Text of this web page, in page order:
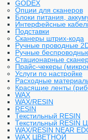
GODEX
Опции для сканеров
Блоки питания,
Интерфейсные
Подставки
Сканеры штрих-кода
Ручные проводные
Ручные
Стационарные
Прайс-чекеры
Услуги по настройке
Расходные
Красящие ленты
WAX
WAX/RESIN
RESIN
Текстильный RESIN
Текстильный RESIN
WAX/RESIN NEAR
WAX ЦВЕТНОЙ